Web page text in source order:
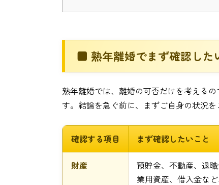
■ 熟年離婚でまず確認した
熟年離婚では、離婚の可否だけを考える
す。結論を急ぐ前に、まずご自身の状況
確認する項目 まず確認したいこと
財産
預貯金、不動産、退
業用資産、借入金な